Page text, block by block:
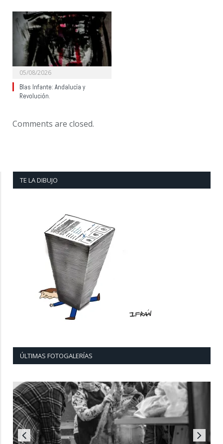
05/08/2026
Blas Infante: Andalucía y
Revolución.
Comments are closed.
TE LA DIBUJO
ÚLTIMAS FOTOGALERÍAS